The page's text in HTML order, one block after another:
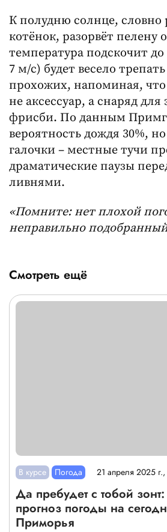
К полудню солнце,
котёнок, разорвёт пелену
температура подскочит до
7 м/с) будет весело
прохожих, напоминая, что
не аксессуар, а снаряд
фрисби. По данным
вероятность дождя 30%,
галочки – местные тучи
драматические паузы
ливнями.
«Помните: нет плохой
неправильно
Смотреть ещё
В курсе Погода 21 апреля 2025
Да пребудет с тобой
прогноз погоды на
Приморья